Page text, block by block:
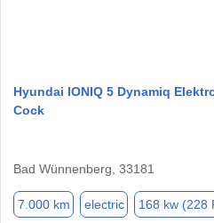
Hyundai IONIQ 5 Dynamiq
Cock
Bad Wünnenberg, 33181
7.000 km electric 168 kw (228